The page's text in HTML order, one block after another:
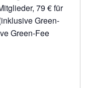
79 € für
Green-
Green-Fee